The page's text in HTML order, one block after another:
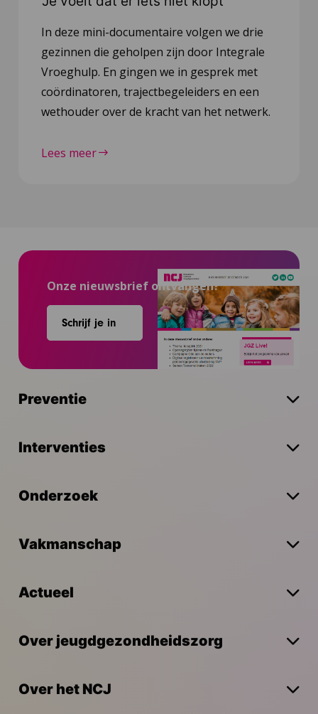
In deze mini-documentaire volgen we drie
gezinnen die geholpen zijn door Integrale
Vroeghulp. En gingen we in gesprek met
coördinatoren, trajectbegeleiders en een
wethouder over de kracht van het netwerk.
Lees meer
Onze nieuwsbrief ontvangen?
Schrijf je in
Preventie
Interventies
Onderzoek
Vakmanschap
Actueel
Over jeugdgezondheidszorg
Over het NCJ